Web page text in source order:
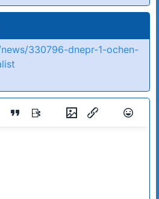
330796-dnepr-1-ochen-